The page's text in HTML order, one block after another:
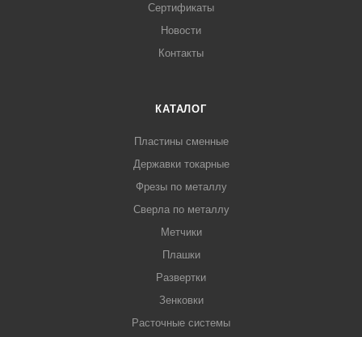
Сертификаты
Новости
Контакты
КАТАЛОГ
Пластины сменные
Державки токарные
Фрезы по металлу
Сверла по металлу
Метчики
Плашки
Развертки
Зенковки
Расточные системы